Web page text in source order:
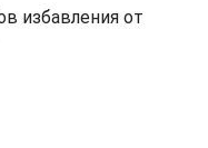
избавления от